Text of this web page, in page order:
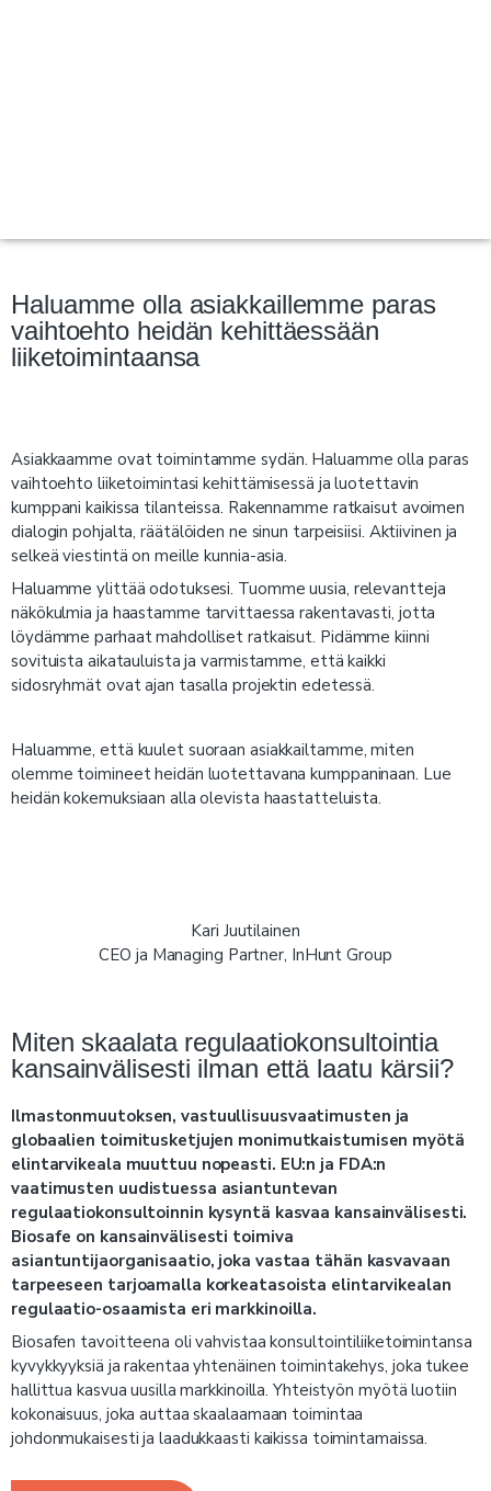
Haluamme olla asiakkaillemme paras
vaihtoehto heidän kehittäessään
liiketoimintaansa
Asiakkaamme ovat toimintamme sydän. Haluamme olla paras
vaihtoehto liiketoimintasi kehittämisessä ja luotettavin
kumppani kaikissa tilanteissa. Rakennamme ratkaisut avoimen
dialogin pohjalta, räätälöiden ne sinun tarpeisiisi. Aktiivinen ja
selkeä viestintä on meille kunnia-asia.
Haluamme ylittää odotuksesi. Tuomme uusia, relevantteja
näkökulmia ja haastamme tarvittaessa rakentavasti, jotta
löydämme parhaat mahdolliset ratkaisut. Pidämme kiinni
sovituista aikatauluista ja varmistamme, että kaikki
sidosryhmät ovat ajan tasalla projektin edetessä.
Haluamme, että kuulet suoraan asiakkailtamme, miten
olemme toimineet heidän luotettavana kumppaninaan. Lue
heidän kokemuksiaan alla olevista haastatteluista.
Kari Juutilainen
CEO ja Managing Partner, InHunt Group
Miten skaalata regulaatiokonsultointia
kansainvälisesti ilman että laatu kärsii?
Ilmastonmuutoksen, vastuullisuusvaatimusten ja
globaalien toimitusketjujen monimutkaistumisen myötä
elintarvikeala muuttuu nopeasti. EU:n ja FDA:n
vaatimusten uudistuessa asiantuntevan
regulaatiokonsultoinnin kysyntä kasvaa kansainvälisesti.
Biosafe on kansainvälisesti toimiva
asiantuntijaorganisaatio, joka vastaa tähän kasvavaan
tarpeeseen tarjoamalla korkeatasoista elintarvikealan
regulaatio-osaamista eri markkinoilla.
Biosafen tavoitteena oli vahvistaa konsultointiliiketoimintansa
kyvykkyyksiä ja rakentaa yhtenäinen toimintakehys, joka tukee
hallittua kasvua uusilla markkinoilla. Yhteistyön myötä luotiin
kokonaisuus, joka auttaa skaalaamaan toimintaa
johdonmukaisesti ja laadukkaasti kaikissa toimintamaissa.